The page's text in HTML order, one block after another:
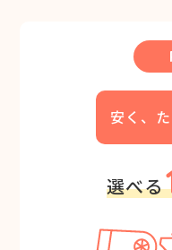
安く、
選べる